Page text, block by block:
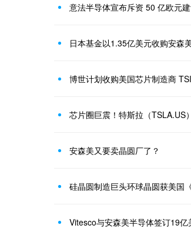
意法半导体宣布斥资 50 亿欧元
日本基金以1.35亿美元收购安森
博世计划收购美国芯片制造商
安森美又要卖晶圆厂了？
硅晶圆制造巨头环球晶圆获美国
Vitesco与安森美半导体签订19